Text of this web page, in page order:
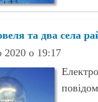
та два села
2020 о 19:17